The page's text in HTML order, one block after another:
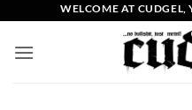
Inhalt
springen
WELCOME AT